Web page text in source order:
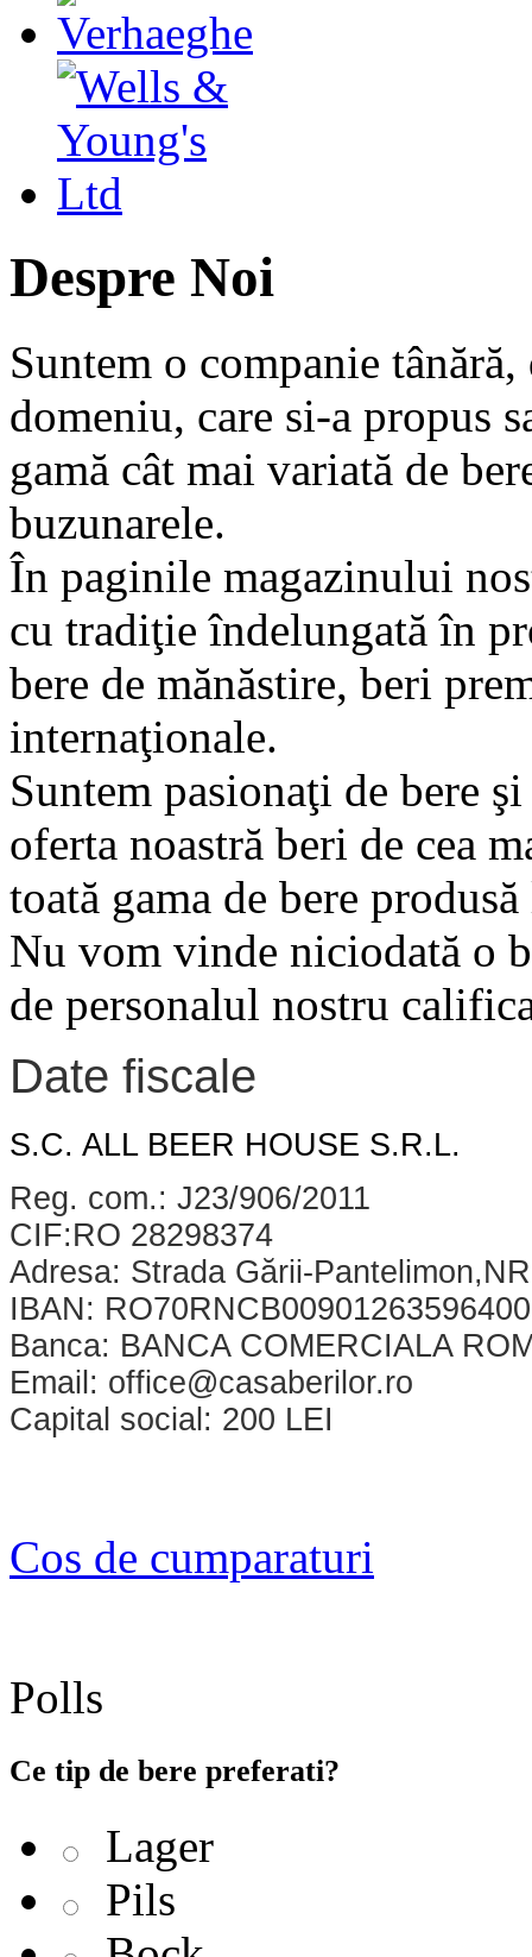
Despre Noi
Suntem o companie
domeniu, care si-a propus
gamă cât mai variată de
buzunarele.
În paginile magazinului
cu tradiţie îndelungată în
bere de mănăstire, beri
internaţionale.
Suntem pasionaţi de bere
oferta noastră beri de cea
toată gama de bere
Nu vom vinde niciodată o
de personalul nostru
Date fiscale
S.C. ALL BEER HOUSE S.R.L.
Reg. com.: J23/906/2011
CIF:RO 28298374
Adresa: Strada Gării-
IBAN:
Banca: BANCA COMERCIALA
Email: office@casaberilor.ro
Capital social: 200 LEI
Cos de cumparaturi
Polls
Ce tip de bere preferati?
Lager
Pils